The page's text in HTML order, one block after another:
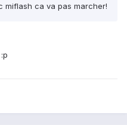
ca va pas marcher!